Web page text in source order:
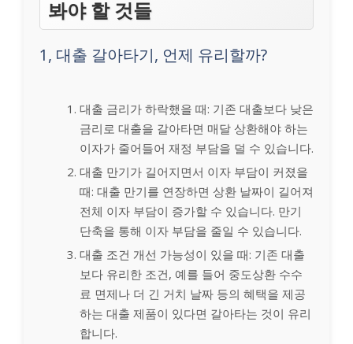
봐야 할 것들
1, 대출 갈아타기, 언제 유리할까?
대출 금리가 하락했을 때: 기존 대출보다 낮은
금리로 대출을 갈아타면 매달 상환해야 하는
이자가 줄어들어 재정 부담을 덜 수 있습니다.
대출 만기가 길어지면서 이자 부담이 커졌을
때: 대출 만기를 연장하면 상환 날짜이 길어져
전체 이자 부담이 증가할 수 있습니다. 만기
단축을 통해 이자 부담을 줄일 수 있습니다.
대출 조건 개선 가능성이 있을 때: 기존 대출
보다 유리한 조건, 예를 들어 중도상환 수수
료 면제나 더 긴 거치 날짜 등의 혜택을 제공
하는 대출 제품이 있다면 갈아타는 것이 유리
합니다.